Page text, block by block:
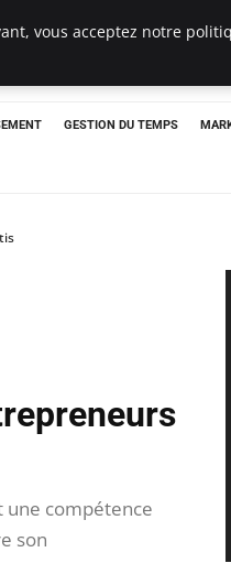
GESTION DU TEMPS
une compétence
son
vous acceptez notre